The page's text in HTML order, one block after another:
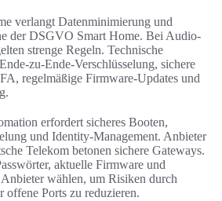
verlangt Datenminimierung und
der DSGVO Smart Home. Bei Audio-
strenge Regeln. Technische
zu-Ende-Verschlüsselung, sichere
regelmäßige Firmware-Updates und
erfordert sicheres Booten,
und Identity-Management. Anbieter
Telekom betonen sichere Gateways.
aktuelle Firmware und
wählen, um Risiken durch
offene Ports zu reduzieren.